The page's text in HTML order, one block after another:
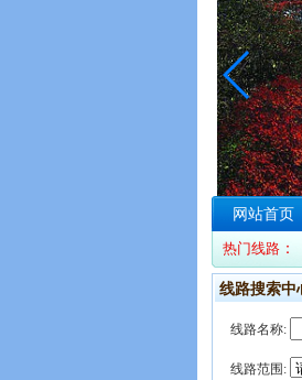
网站首页
热门线路 ：
线路搜索中
线路名称:
线路范围: